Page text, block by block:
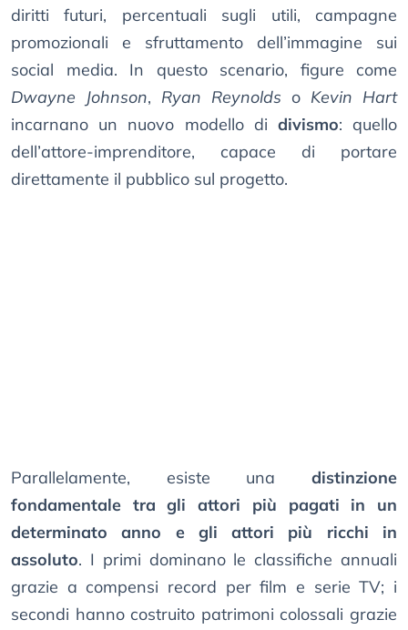
diritti futuri, percentuali sugli utili, campagne
promozionali e sfruttamento dell’immagine sui
social media. In questo scenario, figure come
Dwayne Johnson, Ryan Reynolds o Kevin Hart
incarnano un nuovo modello di divismo: quello
dell’attore-imprenditore, capace di portare
direttamente il pubblico sul progetto.
Parallelamente, esiste una distinzione
fondamentale tra gli attori più pagati in un
determinato anno e gli attori più ricchi in
assoluto. I primi dominano le classifiche annuali
grazie a compensi record per film e serie TV; i
secondi hanno costruito patrimoni colossali grazie